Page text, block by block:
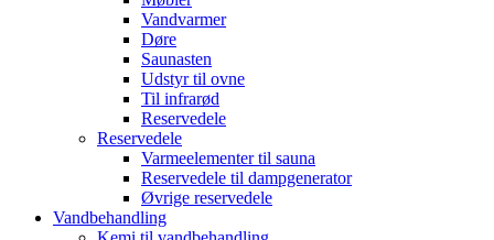
Vandvarmer
Døre
Saunasten
Udstyr til ovne
Til infrarød
Reservedele
Reservedele
Varmeelementer til sauna
Reservedele til dampgenerator
Øvrige reservedele
Vandbehandling